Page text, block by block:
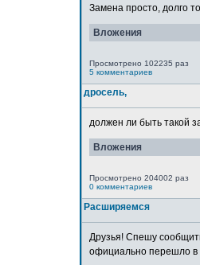
Замена просто, долго
Вложения
Просмотрено 102235 раз
5 комментариев
дросель,
должен ли быть такой
Вложения
Просмотрено 204002 раз
0 комментариев
Расширяемся
Друзья! Спешу
официально перешло в